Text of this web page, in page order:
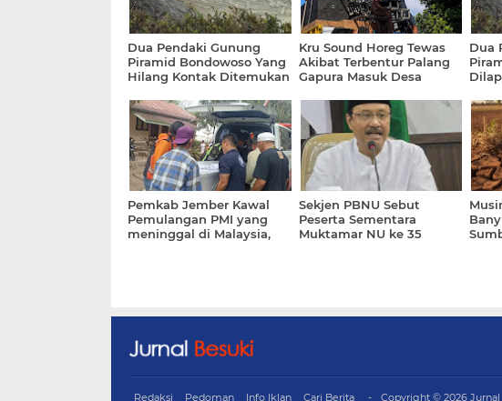
Dua Pendaki Gunung
Piramid Bondowoso Yang
Hilang Kontak Ditemukan
Kru Sound Horeg Tewas
Akibat Terbentur Palang
Gapura Masuk Desa
Dua
Pemkab Jember Kawal
Pemulangan PMI yang
meninggal di Malaysia,
Sekjen PBNU Sebut
Peserta Sementara
Muktamar NU ke 35
Redaksi Pedoman Info Iklan Cari Berita Copyright © 2026